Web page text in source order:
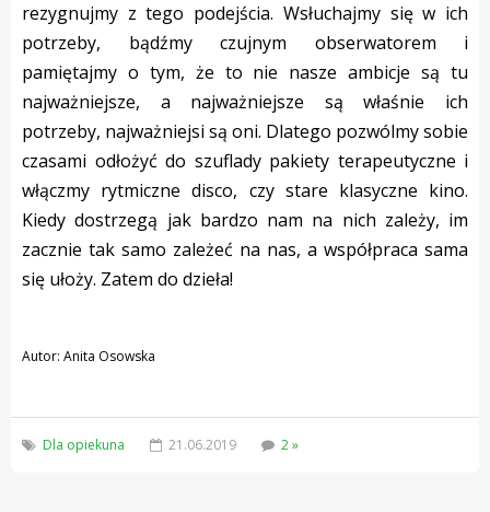
rezygnujmy z tego podejścia. Wsłuchajmy się w ich
potrzeby, bądźmy czujnym obserwatorem i
pamiętajmy o tym, że to nie nasze ambicje są tu
najważniejsze, a najważniejsze są właśnie ich
potrzeby, najważniejsi są oni. Dlatego pozwólmy sobie
czasami odłożyć do szuflady pakiety terapeutyczne i
włączmy rytmiczne disco, czy stare klasyczne kino.
Kiedy dostrzegą jak bardzo nam na nich zależy, im
zacznie tak samo zależeć na nas, a współpraca sama
się ułoży. Zatem do dzieła!
Autor: Anita Osowska
Dla opiekuna 21.06.2019 2 »